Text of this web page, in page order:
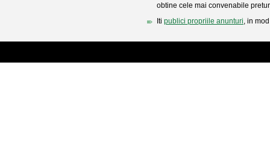
obtine cele mai convenabile
Iti publici propriile anunturi, in